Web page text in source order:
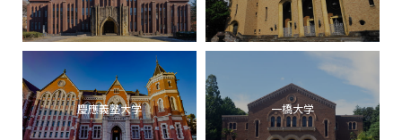
慶應義塾大学 一橋大学